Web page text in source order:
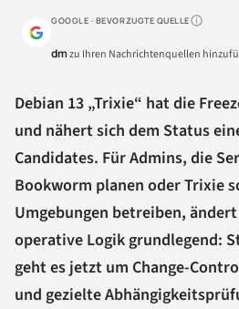
GOOGLE · BEVORZUGTE QUELLEWarum
dmzu Ihren Nachrichtenquellen
Debian 13 „Trixie“ hat die
und nähert sich dem Status
Candidates. Für Admins, die
Bookworm planen oder Trixie
Umgebungen betreiben,
operative Logik grundlegend:
geht es jetzt um Change-
und gezielte